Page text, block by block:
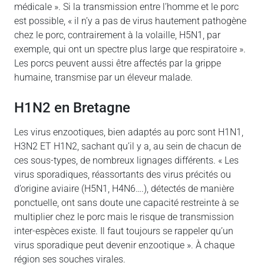
médicale ». Si la transmission entre l’homme et le porc
est possible, « il n’y a pas de virus hautement pathogène
chez le porc, contrairement à la volaille, H5N1, par
exemple, qui ont un spectre plus large que respiratoire ».
Les porcs peuvent aussi être affectés par la grippe
humaine, transmise par un éleveur malade.
H1N2 en Bretagne
Les virus enzootiques, bien adaptés au porc sont H1N1,
H3N2 ET H1N2, sachant qu’il y a, au sein de chacun de
ces sous-types, de nombreux lignages différents. « Les
virus sporadiques, réassortants des virus précités ou
d’origine aviaire (H5N1, H4N6….), détectés de manière
ponctuelle, ont sans doute une capacité restreinte à se
multiplier chez le porc mais le risque de transmission
inter-espèces existe. Il faut toujours se rappeler qu’un
virus sporadique peut devenir enzootique ». À chaque
région ses souches virales.